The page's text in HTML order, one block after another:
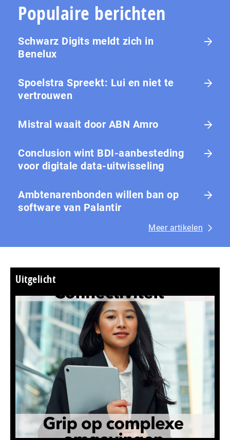
Populaire berichten
Schwarz Digits meldt zich in
Benelux
Spoelstra Spreekt: Lui en niet te
vertrouwen
Mistral waait door ABN Amro
Conclusion wint BDI-aanbesteding
voor digitale data-uitwisseling
Ambtenarenbonden willen ban op
software van Palantir
Meer artikelen
Uitgelicht